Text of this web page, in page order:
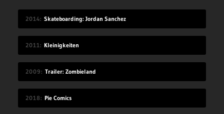
2014 Skateboarding: Jordan Sanchez
2011 Kleinigkeiten
2009 Trailer: Zombieland
2018 Pie Comics